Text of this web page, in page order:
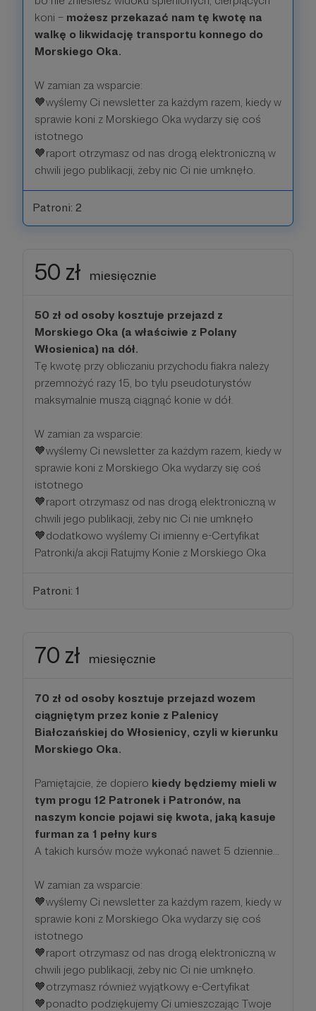
koni – możesz przekazać nam tę kwotę na
walkę o likwidację transportu konnego do
Morskiego Oka.
W zamian za wsparcie:
🧡wyślemy Ci newsletter za każdym razem, kiedy w
sprawie koni z Morskiego Oka wydarzy się coś
istotnego
🧡raport otrzymasz od nas drogą elektroniczną w
chwili jego publikacji, żeby nic Ci nie umknęło.
Patroni: 2
50 zł miesięcznie
50 zł od osoby kosztuje przejazd z
Morskiego Oka (a właściwie z Polany
Włosienica) na dół.
Tę kwotę przy obliczaniu przychodu fiakra należy
przemnożyć razy 15, bo tylu pseudoturystów
maksymalnie muszą ciągnąć konie w dół.
W zamian za wsparcie:
🧡wyślemy Ci newsletter za każdym razem, kiedy w
sprawie koni z Morskiego Oka wydarzy się coś
istotnego
🧡raport otrzymasz od nas drogą elektroniczną w
chwili jego publikacji, żeby nic Ci nie umknęło
🧡dodatkowo wyślemy Ci imienny e-Certyfikat
Patronki/a akcji Ratujmy Konie z Morskiego Oka
Patroni: 1
70 zł miesięcznie
70 zł od osoby kosztuje przejazd wozem
ciągniętym przez konie z Palenicy
Białczańskiej do Włosienicy, czyli w kierunku
Morskiego Oka.
Pamiętajcie, że dopiero kiedy będziemy mieli w
tym progu 12 Patronek i Patronów, na
naszym koncie pojawi się kwota, jaką kasuje
furman za 1 pełny kurs
A takich kursów może wykonać nawet 5 dziennie...
W zamian za wsparcie:
🧡wyślemy Ci newsletter za każdym razem, kiedy w
sprawie koni z Morskiego Oka wydarzy się coś
istotnego
🧡raport otrzymasz od nas drogą elektroniczną w
chwili jego publikacji, żeby nic Ci nie umknęło.
🧡otrzymasz również wyjątkowy e-Certyfikat
🧡ponadto podziękujemy Ci umieszczając Twoje